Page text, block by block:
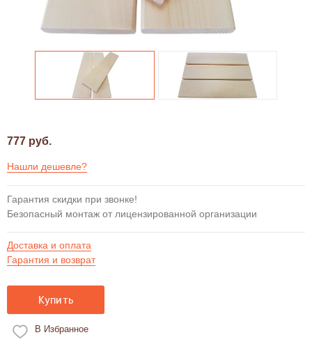
777 руб.
Нашли дешевле?
Гарантия скидки при звонке!
Безопасный монтаж от лицензированной организации
Доставка и оплата
Гарантия и возврат
Купить
В Избранное